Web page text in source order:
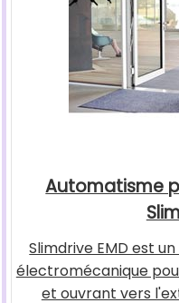
Automatisme
Slimdrive EMD est
électromécanique
et ouvrant vers